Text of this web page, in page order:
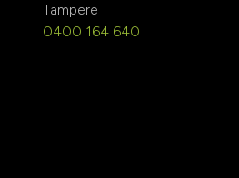
Tampere
0400 164 640